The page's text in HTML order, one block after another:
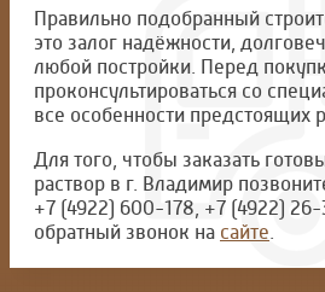
Правильно подобранный
это залог надёжности,
любой постройки. Перед
проконсультироваться со
все особенности предстоящих
Для того, чтобы заказать
раствор в г. Владимир
+7 (4922) 600-178, +7 (4922)
обратный звонок на сайте